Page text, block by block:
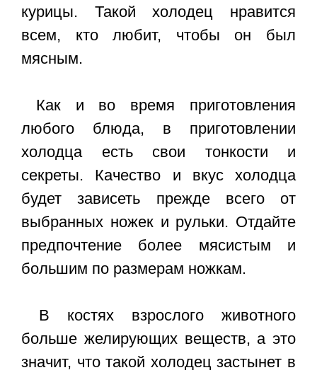
курицы. Такой холодец нравится
всем, кто любит, чтобы он был
мясным.
Как и во время приготовления
любого блюда, в приготовлении
холодца есть свои тонкости и
секреты. Качество и вкус холодца
будет зависеть прежде всего от
выбранных ножек и рульки. Отдайте
предпочтение более мясистым и
большим по размерам ножкам.
В костях взрослого животного
больше желирующих веществ, а это
значит, что такой холодец застынет в